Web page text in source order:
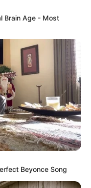
Brain Age - Most
Beyonce Song